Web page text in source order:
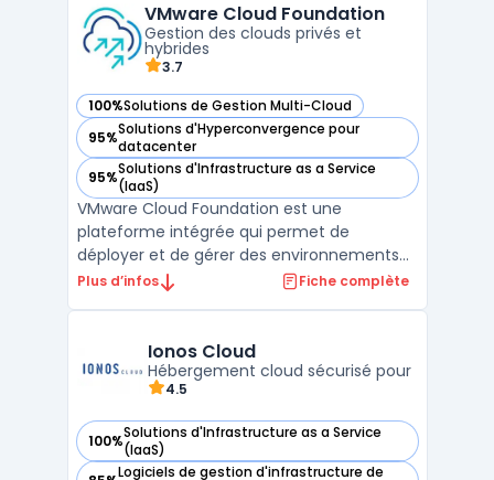
surtout présent en Asie mais continue de
gagner en popularité ...
VMware Cloud Foundation
Gestion des clouds privés et
hybrides
3.7
100%Solutions de Gestion Multi-Cloud
— voir VMware Cloud Foundation dans cette catégorie
95%Solutions d'Hyperconvergence pour
datacenter
— voir VMware Cloud Foundation dans cette catégorie
95%Solutions d'Infrastructure as a Service
(IaaS)
— voir VMware Cloud Foundation dans cette catégorie
VMware Cloud Foundation est une
plateforme intégrée qui permet de
déployer et de gérer des environnements
de cloud privé et hybride. Elle offre une
VMware Cloud Foundation intègre des outils
de gestion, de surveilla ...
Plus d’infos Fiche complète
Ionos Cloud
Hébergement cloud sécurisé pour
4.5
100%Solutions d'Infrastructure as a Service
(IaaS)
— voir Ionos Cloud dans cette catégorie
Logiciels de gestion d'infrastructure de